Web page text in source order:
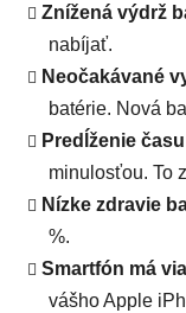
Znížená výdrž
nabíjať.
Neočakávané
batérie. Nová
Predĺženie
minulosťou. To
Nízke zdravie
%.
Smartfón má
vášho Apple